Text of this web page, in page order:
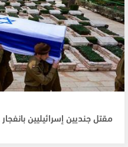
مقتل جنديين إسرائيليين